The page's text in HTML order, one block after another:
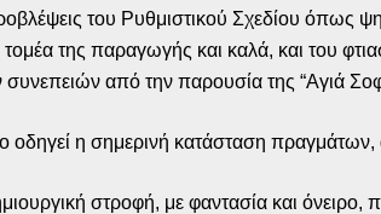
του Ρυθμιστικού Σχεδίου όπως
τομέα της παραγωγής και καλά, και του
συνεπειών από την παρουσία της “Αγιά
οδηγεί η σημερινή κατάσταση
στροφή, με φαντασία και όνειρο,